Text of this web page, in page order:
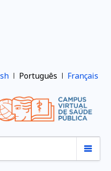
Português Français